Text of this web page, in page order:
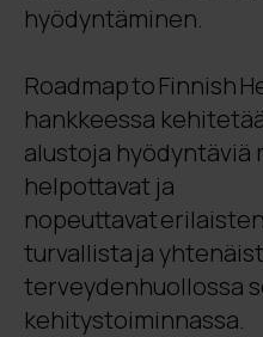
hyödyntäminen.
Roadmap to Finnish
hankkeessa
alustoja hyödyntäviä
helpottavat ja
nopeuttavat
turvallista ja
terveydenhuollossa
kehitystoiminnassa.